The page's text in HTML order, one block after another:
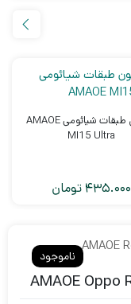
شابلون طبقات شیائومی AMAOE
MI15 Ultra
435.000 تومان
ناموجود